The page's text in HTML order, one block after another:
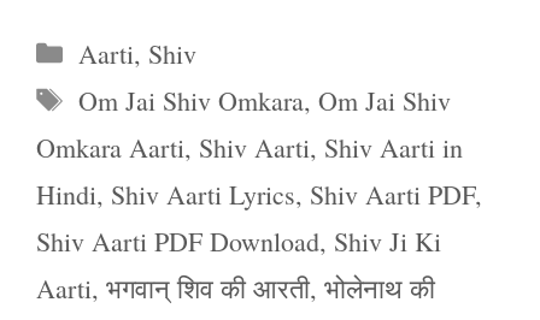
Categories
Aarti, Shiv
Tags
Om Jai Shiv Omkara,Om Jai Shiv
Omkara Aarti, Shiv Aarti, Shiv Aarti in
Hindi, Shiv Aarti Lyrics, Shiv Aarti PDF,
Shiv Aarti PDF Download, Shiv Ji Ki
Aarti, भगवान् शिव की आरती, भोलेनाथ की